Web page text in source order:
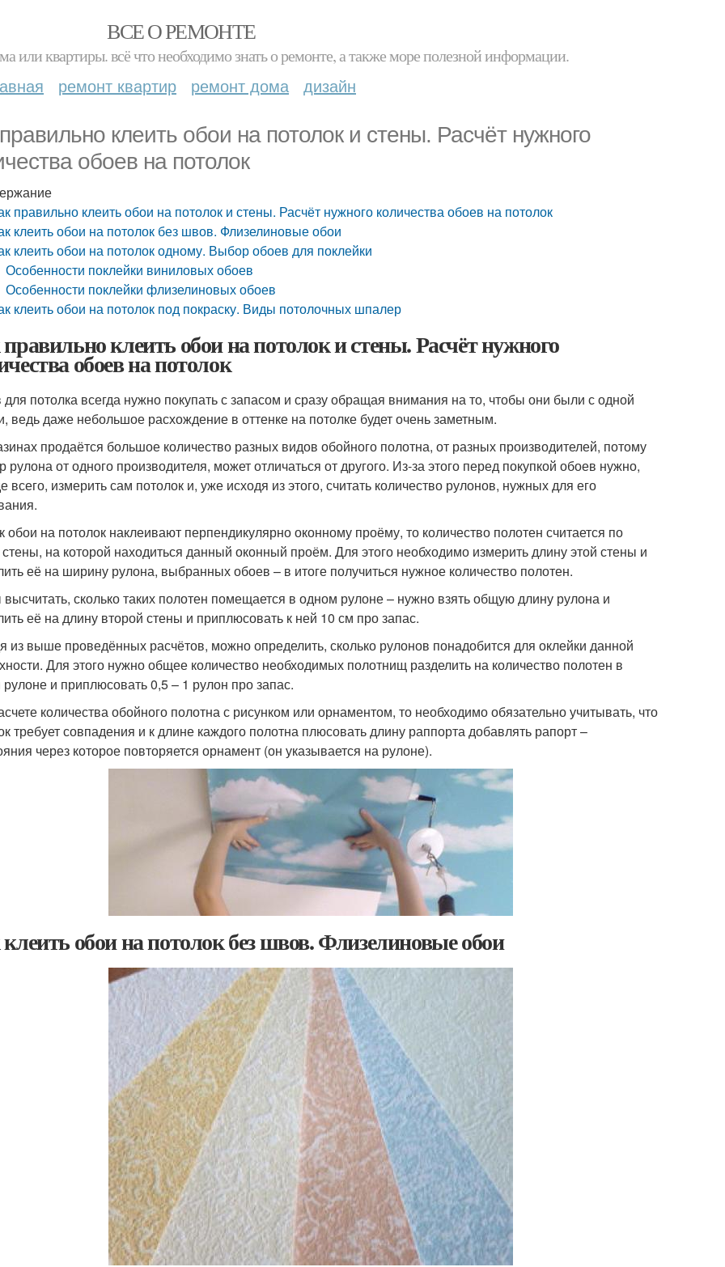
ВСЕ О РЕМОНТЕ
или квартиры. всё что необходимо знать о ремонте, а также море полезной информации.
ремонт квартир ремонт дома дизайн
клеить обои на потолок и стены. Расчёт нужного
обоев на потолок
правильно клеить обои на потолок и стены. Расчёт нужного количества обоев на потолок
клеить обои на потолок без швов. Флизелиновые обои
клеить обои на потолок одному. Выбор обоев для поклейки
Особенности поклейки виниловых обоев
Особенности поклейки флизелиновых обоев
клеить обои на потолок под покраску. Виды потолочных шпалер
клеить обои на потолок и стены. Расчёт нужного
обоев на потолок
потолка всегда нужно покупать с запасом и сразу обращая внимания на то, чтобы они были с одной
ведь даже небольшое расхождение в оттенке на потолке будет очень заметным.
продаётся большое количество разных видов обойного полотна, от разных производителей, потому
рулона от одного производителя, может отличаться от другого. Из-за этого перед покупкой обоев нужно,
всего, измерить сам потолок и, уже исходя из этого, считать количество рулонов, нужных для его
обои на потолок наклеивают перпендикулярно оконному проёму, то количество полотен считается по
на которой находиться данный оконный проём. Для этого необходимо измерить длину этой стены и
её на ширину рулона, выбранных обоев – в итоге получиться нужное количество полотен.
сколько таких полотен помещается в одном рулоне – нужно взять общую длину рулона и
её на длину второй стены и приплюсовать к ней 10 см про запас.
из выше проведённых расчётов, можно определить, сколько рулонов понадобится для оклейки данной
Для этого нужно общее количество необходимых полотнищ разделить на количество полотен в
и приплюсовать 0,5 – 1 рулон про запас.
количества обойного полотна с рисунком или орнаментом, то необходимо обязательно учитывать, что
требует совпадения и к длине каждого полотна плюсовать длину раппорта добавлять рапорт –
через которое повторяется орнамент (он указывается на рулоне).
обои на потолок без швов. Флизелиновые обои